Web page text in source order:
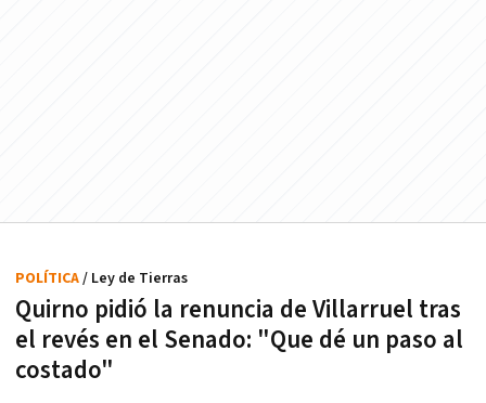
Quirno pidió la renuncia de Villarruel tras
el revés en el Senado: "Que dé un paso al
costado"
POLÍTICA/ Ley de Tierras